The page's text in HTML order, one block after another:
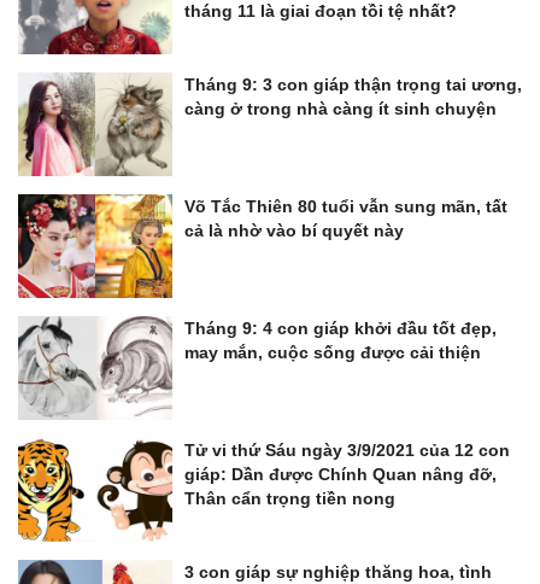
tháng 11 là giai đoạn tồi tệ nhất?
Tháng 9: 3 con giáp thận trọng tai ương,
càng ở trong nhà càng ít sinh chuyện
Võ Tắc Thiên 80 tuổi vẫn sung mãn, tất
cả là nhờ vào bí quyết này
Tháng 9: 4 con giáp khởi đầu tốt đẹp,
may mắn, cuộc sống được cải thiện
Tử vi thứ Sáu ngày 3/9/2021 của 12 con
giáp: Dần được Chính Quan nâng đỡ,
Thân cẩn trọng tiền nong
3 con giáp sự nghiệp thăng hoa, tình